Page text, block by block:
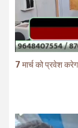
7 मार्च को प्रवेश